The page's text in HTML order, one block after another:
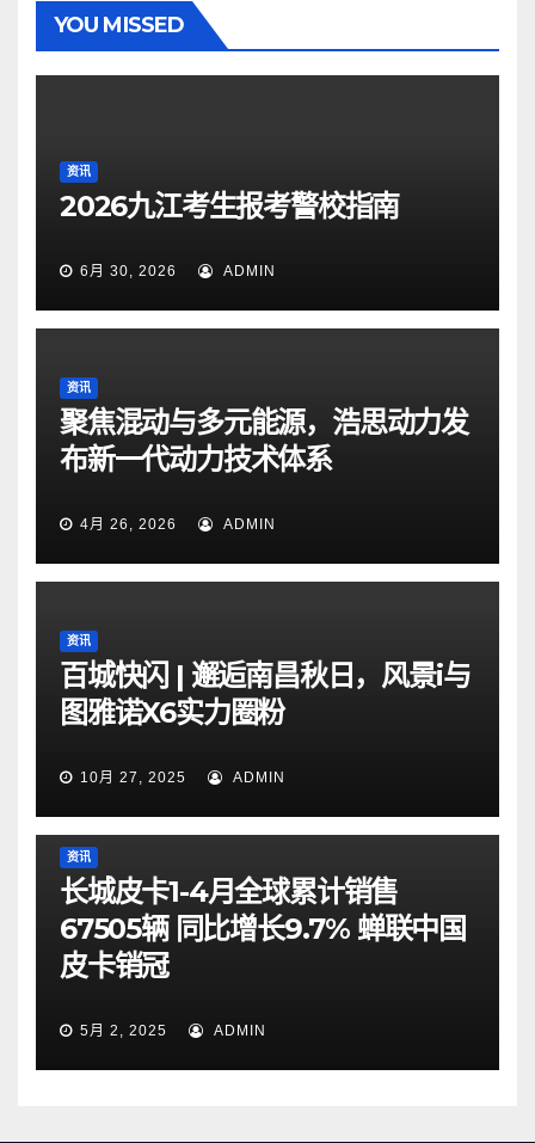
YOU MISSED
资讯
2026九江考生报考警校指南
6月 30, 2026 ADMIN
资讯
聚焦混动与多元能源，浩思动力发
布新一代动力技术体系
4月 26, 2026 ADMIN
资讯
百城快闪 | 邂逅南昌秋日，风景i与
图雅诺X6实力圈粉
10月 27, 2025 ADMIN
资讯
长城皮卡1-4月全球累计销售
67505辆 同比增长9.7% 蝉联中国
皮卡销冠
5月 2, 2025 ADMIN